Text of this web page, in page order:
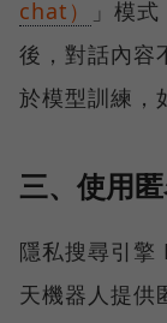
chat）
」模
後，對話內容
於模型訓練，
三、使用
隱私搜尋引
天機器人提供